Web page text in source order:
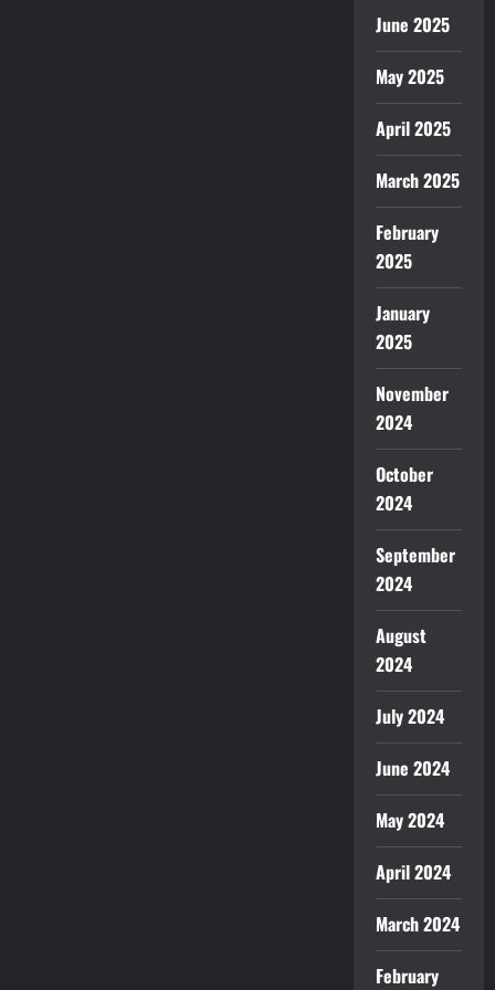
June 2025
May 2025
April 2025
March 2025
February
2025
January
2025
November
2024
October
2024
September
2024
August
2024
July 2024
June 2024
May 2024
April 2024
March 2024
February